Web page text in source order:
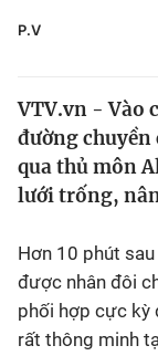
Chân dung
Sự kiện
Bóng đá
Thể thao Điện
P.V
VTV.vn - Vào
đường chuyền
qua thủ môn
lưới trống,
Hơn 10 phút
được nhân đôi
phối hợp cực kỳ
rất thông minh